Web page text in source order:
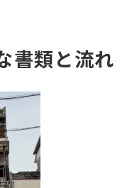
書類と流れ